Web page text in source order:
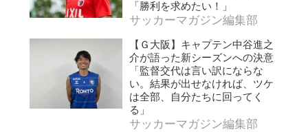
「勝利を求めたい！」
サッカーマガジン編集部
【Ｇ大阪】キャプテン中谷進之
介が語った新シーズンへの決意
「監督交代は言い訳にならな
い。結果が出せなければ、ツケ
は全部、自分たちに回ってく
る」
サッカーマガジン編集部